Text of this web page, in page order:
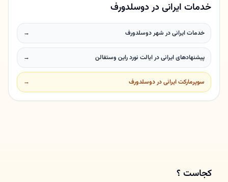
خدمات ایرانی در دوسلدورف
خدمات ایرانی در شهر دوسلدورف →
پیشنهادهای ایرانی در ایالت نورد راین وستفالن →
سوپرمارکت ایرانی در دوسلدورف →
کجاست ؟